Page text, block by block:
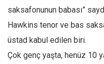
Gıda-Beslenme
Hayat
saksafonunun babası”
Hawkins tenor ve bas
üstad kabul edilen biri.
Çok genç yaşta, henüz 10